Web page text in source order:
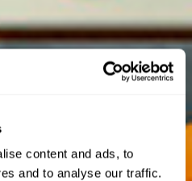
content and ads, to
and to analyse our traffic.